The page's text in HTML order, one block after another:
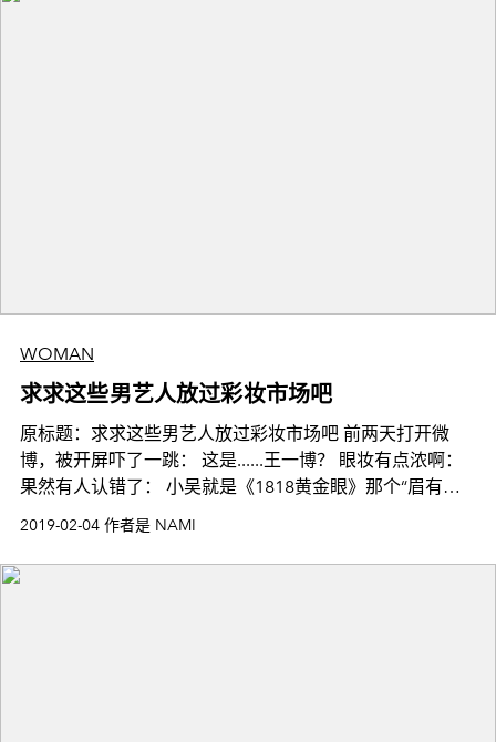
WOMAN
求求这些男艺人放过彩妆市场吧
原标题：求求这些男艺人放过彩妆市场吧 前两天打开微
博，被开屏吓了一跳： 这是......王一博？ 眼妆有点浓啊：
果然有人认错了： 小吴就是《1818黄金眼》那个“眉有办
法”： 从他出道起就被说撞脸王一博，其实
2019-02-04 作者是 NAMI